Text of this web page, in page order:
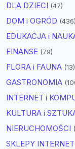
DLA DZIECI (47)
DOM i OGRÓD (436)
EDUKACJA i
FINANSE (79)
FLORA i FAUNA (13)
GASTRONOMIA
INTERNET i
KULTURA i
NIERUCHOMOŚCI
SKLEPY